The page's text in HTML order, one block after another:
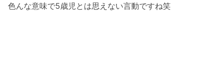
色んな意味で5歳児とは思えない言動ですね笑